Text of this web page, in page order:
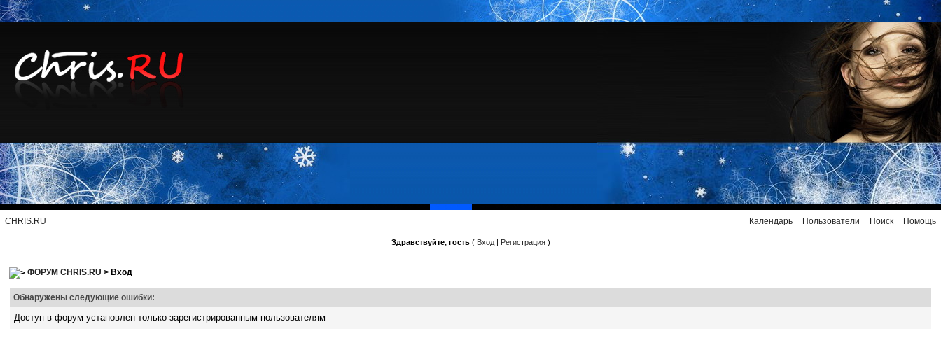
CHRIS.RU Помощь
Поиск
Пользователи
Календарь
Здравствуйте, гость( Вход| Регистрация)
ФОРУМ CHRIS.RU > Вход
Обнаружены следующие ошибки:
Доступ в форум установлен только зарегистрированным пользователям